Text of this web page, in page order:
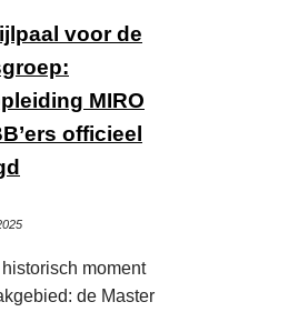
voor de
MIRO
officieel
moment
de Master